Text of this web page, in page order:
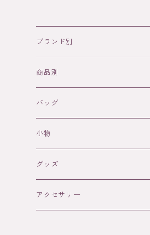
ブランド別
NODIE’S
SANABAY PARIS
WAEKURA
FRANCINE BRAMLI PARIS
DOUG
商品別
バッグ
革バッグ
ラフィアバッグ
アクセサリー
ネックレス
リング
ファッションアイテム
小物（財布・カードケース）
グッズ
バッグ
革バッグ（Nodie's)
ラフィアバッグ(SANABAY PARIS)
Néo Bourgeoisie (ネオ・ブルジョワジ)
小物
革小物（Nodie's)
ラフィア小物（Sanabay Paris）
グッズ
DOuG（3D迷路・パズル）
アクセサリー